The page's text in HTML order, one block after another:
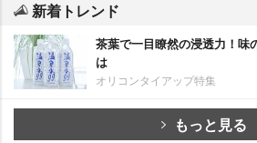
新着トレンド
茶葉で一目瞭然の浸透力！味
は
オリコンタイアップ特集
もっと見る